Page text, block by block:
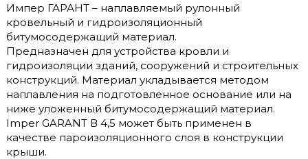
Импер ГАРАНТ – наплавляемый рулонный
кровельный и гидроизоляционный
битумосодержащий материал.
Предназначен для устройства кровли и
гидроизоляции зданий, сооружений и строительных
конструкций. Материал укладывается методом
наплавления на подготовленное основание или на
ниже уложенный битумосодержащий материал.
Imper GARANT В 4,5 может быть применен в
качестве пароизоляционного слоя в конструкции
крыши.